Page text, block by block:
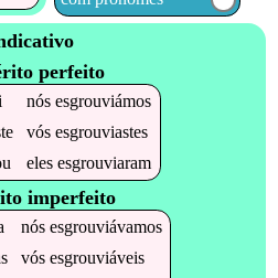
perfeito
nósesgrouviámos
vósesgrouviastes
elesesgrouviaram
imperfeito
nós esgrouviávamos
vós esgrouviáveis